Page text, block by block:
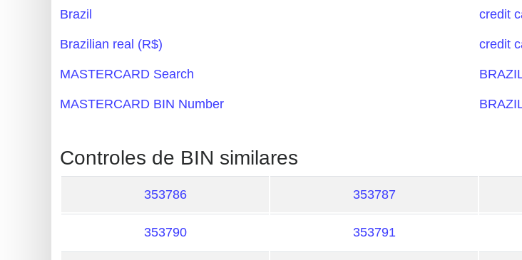
Checker
Service
What
is
Address
?
IP
Brazil
Brazilian real (R$)
MASTERCARD Search
MASTERCARD BIN Number
credit
credit
Controles de BIN similares
353786 353787
353790 353791